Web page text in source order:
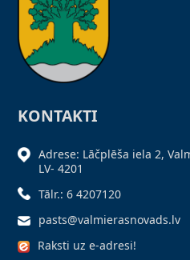
KONTAKTI
Adrese: Lāčplēša iela 2,
LV- 4201
Tālr.: 6 4207120
pasts@valmierasnovads.lv
Raksti uz e-adresi!